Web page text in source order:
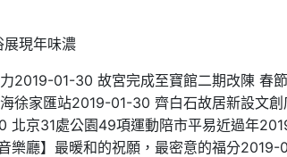
展現年味濃
2019-01-30 故宮完成至寶館二期改陳 春
徐家匯站2019-01-30 齊白石故居新設文
北京31處公園49項運動陪市平易近過年
樂廳】最暖和的祝願，最密意的福分2019-